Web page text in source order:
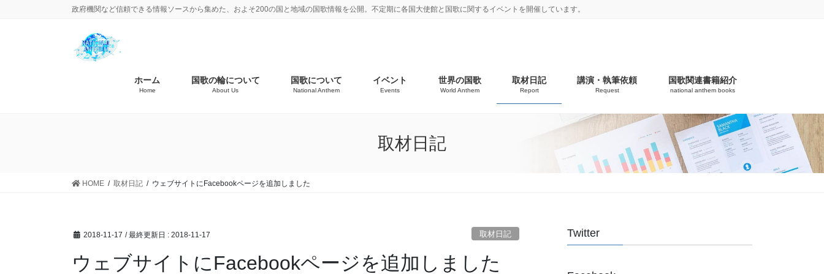
政府機関など信頼できる情報ソースから集めた、およそ200の国と地域の国歌情報を公開。不定期に各国大使館と国歌に関するイベントを開催しています。
ホーム
Home
国歌の輪について
About Us
国歌について
National Anthem
イベント
Events
世界の国歌
World Anthem
取材日記
Report
講演・執筆依頼
Request
国歌関連書籍紹介
national anthem books
取材日記
HOME 取材日記 ウェブサイトにFacebookページを追加しました
2018-11-17 / 最終更新日 : 2018-11-17 取材日記
ウェブサイトにFacebookページを追加しました
Twitter